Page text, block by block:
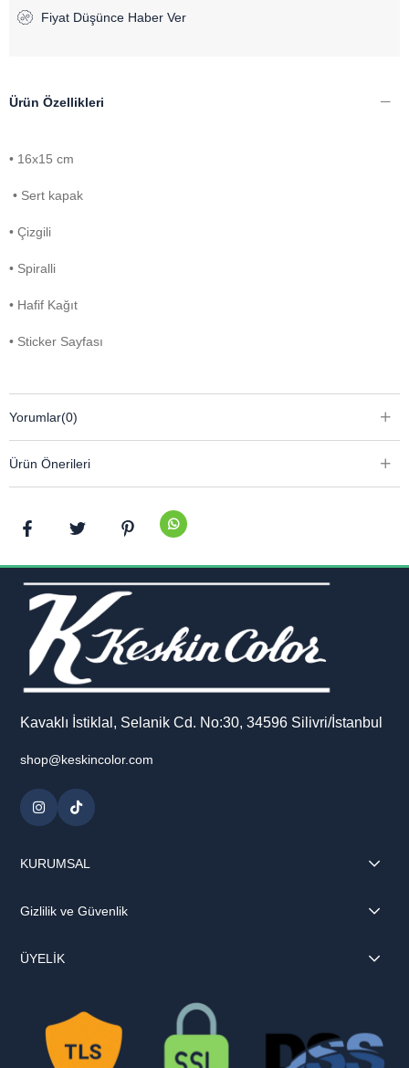
Fiyat Düşünce Haber Ver
Ürün Özellikleri
• 16x15 cm
• Sert kapak
• Çizgili
• Spiralli
• Hafif Kağıt
• Sticker Sayfası
Yorumlar(0)
Ürün Önerileri
Kavaklı İstiklal, Selanik Cd. No:30, 34596 Silivri/İstanbul
shop@keskincolor.com
KURUMSAL
Gizlilik ve Güvenlik
ÜYELİK